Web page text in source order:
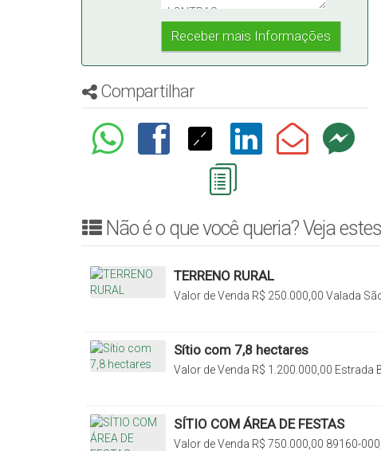
Compartilhar
Não é o que você queria? Veja
TERRENO RURAL
R$ 250.000,00
Valor de Venda
Valada
Sítio com 7,8 hectares
R$ 1.200.000,00
Valor de Venda
Estrada
SÍTIO COM ÁREA DE FESTAS
R$ 750.000,00
Valor de Venda
89160-